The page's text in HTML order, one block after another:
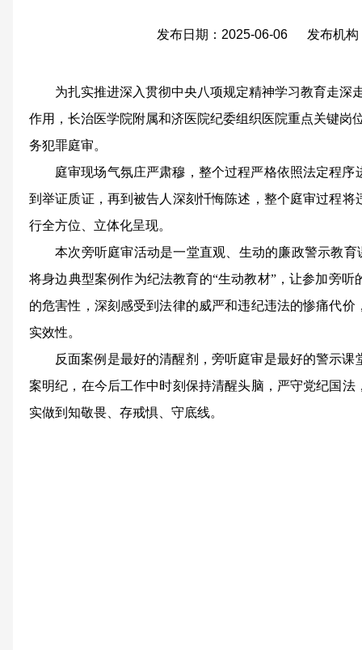
发布日期：2025-06-06 发布机构
为扎实推进深入贯彻中央八项规定精神学习教育走深
作用，长治医学院附属和济医院纪委组织医院重点关键岗
务犯罪庭审。
庭审现场气氛庄严肃穆，整个过程严格依照法定程
到举证质证，再到被告人深刻忏悔陈述，整个庭审过程
行全方位、立体化呈现。
本次旁听庭审活动是一堂直观、生动的廉政警示教育
将身边典型案例作为纪法教育的“生动教材”，让参加旁
的危害性，深刻感受到法律的威严和违纪违法的惨痛代
实效性。
反面案例是最好的清醒剂，旁听庭审是最好的警示
案明纪，在今后工作中时刻保持清醒头脑，严守党纪国
实做到知敬畏、存戒惧、守底线。